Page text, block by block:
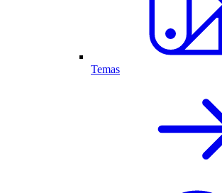
Temas